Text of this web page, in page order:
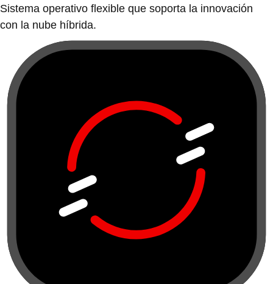
Sistema operativo flexible que soporta la innovación
con la nube híbrida.